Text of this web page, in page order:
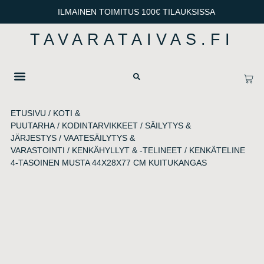
ILMAINEN TOIMITUS 100€ TILAUKSISSA
TAVARATAIVAS.FI
ETUSIVU / KOTI &
PUUTARHA/ KODINTARVIKKEET/ SÄILYTYS &
JÄRJESTYS/ VAATESÄILYTYS &
VARASTOINTI / KENKÄHYLLYT & -TELINEET/ KENKÄTELINE
4-TASOINEN MUSTA 44X28X77 CM KUITUKANGAS